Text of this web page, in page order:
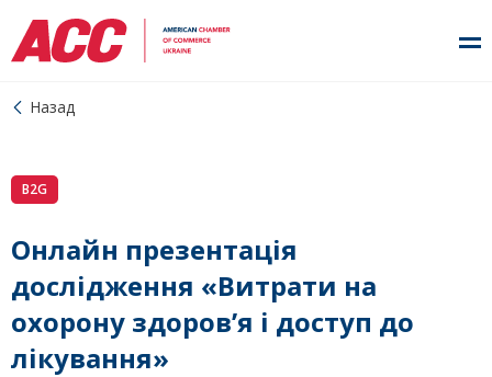
Назад
B2G
Онлайн презентація
дослідження «Витрати на
охорону здоров’я і доступ до
лікування»